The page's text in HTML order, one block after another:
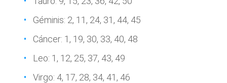
Géminis: 2, 11, 24, 31, 44, 45
Cáncer: 1, 19, 30, 33, 40, 48
Leo: 1, 12, 25, 37, 43, 49
Virgo: 4, 17, 28, 34, 41, 46